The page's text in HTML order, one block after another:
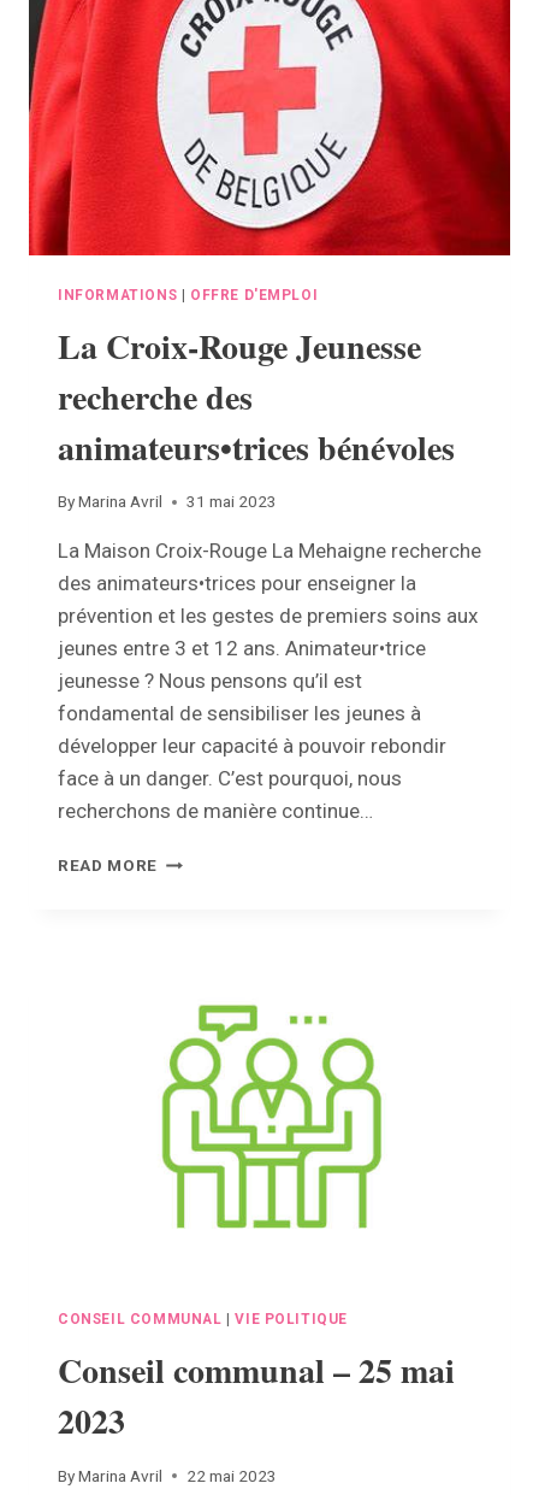
VOLONTAIRE
POUR
LA
VESTI
BOUTIQUE
D’EGHEZÉE
INFORMATIONS OFFRE D'EMPLOI
La Croix-Rouge Jeunesse
recherche des
animateurs•trices bénévoles
ByMarina Avril 31 mai 2023
La Maison Croix-Rouge La Mehaigne recherche
des animateurs•trices pour enseigner la
prévention et les gestes de premiers soins aux
jeunes entre 3 et 12 ans. Animateur•trice
jeunesse ? Nous pensons qu’il est
fondamental de sensibiliser les jeunes à
développer leur capacité à pouvoir rebondir
face à un danger. C’est pourquoi, nous
recherchons de manière continue…
READ MORE LA
ANIMATEURS•TRICES
BÉNÉVOLES
CONSEIL COMMUNAL |VIE POLITIQUE
Conseil communal – 25 mai
2023
ByMarina Avril 22 mai 2023